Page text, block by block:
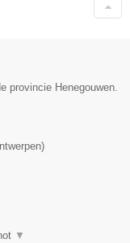
provincie Henegouwen.
)
▼